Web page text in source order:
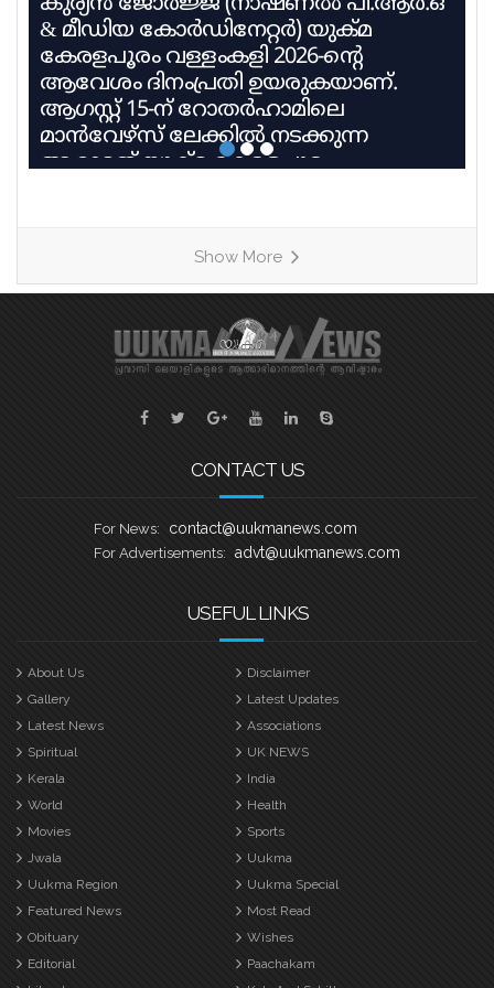
& മീഡിയ കോർഡിനേറ്റർ) യുക്മ
കേരളപൂരം വള്ളംകളി 2026-ന്റെ
ആവേശം ദിനംപ്രതി ഉയരുകയാണ്.
ആഗസ്റ്റ് 15-ന് റോതർഹാമിലെ
മാൻവേഴ്സ് ലേക്കിൽ നടക്കുന്ന
ആറാമത് യുക്മ കേരളപൂരം
ടീമും കഠിന പരിശീലനത്തിന്റെ
അവസാനഘട്ടത്തിലാണ്. കേരളത്തിലെ
ചുണ്ടൻവള്ളം പാരമ്പര്യം
നിലനിർത്തിക്കൊണ്ട്, യുകെയിലെ
വിവിധ ബോട്ട് ക്ലബ്ബുകളെ
പ്രതിനിധീകരിക്കുന്ന ടീമുകൾ കുട്ടനാടൻ
വള്ളങ്ങളിലാണ് മത്സരിക്കുന്നത്. ഓരോ
Show More
CONTACT US
For News: contact@uukmanews.com
For Advertisements: advt@uukmanews.com
USEFUL LINKS
About Us
Disclaimer
Gallery
Latest Updates
Latest News
Associations
Spiritual
UK NEWS
Kerala
India
World
Health
Movies
Sports
Jwala
Uukma
Uukma Region
Uukma Special
Featured News
Most Read
Obituary
Wishes
Editorial
Paachakam